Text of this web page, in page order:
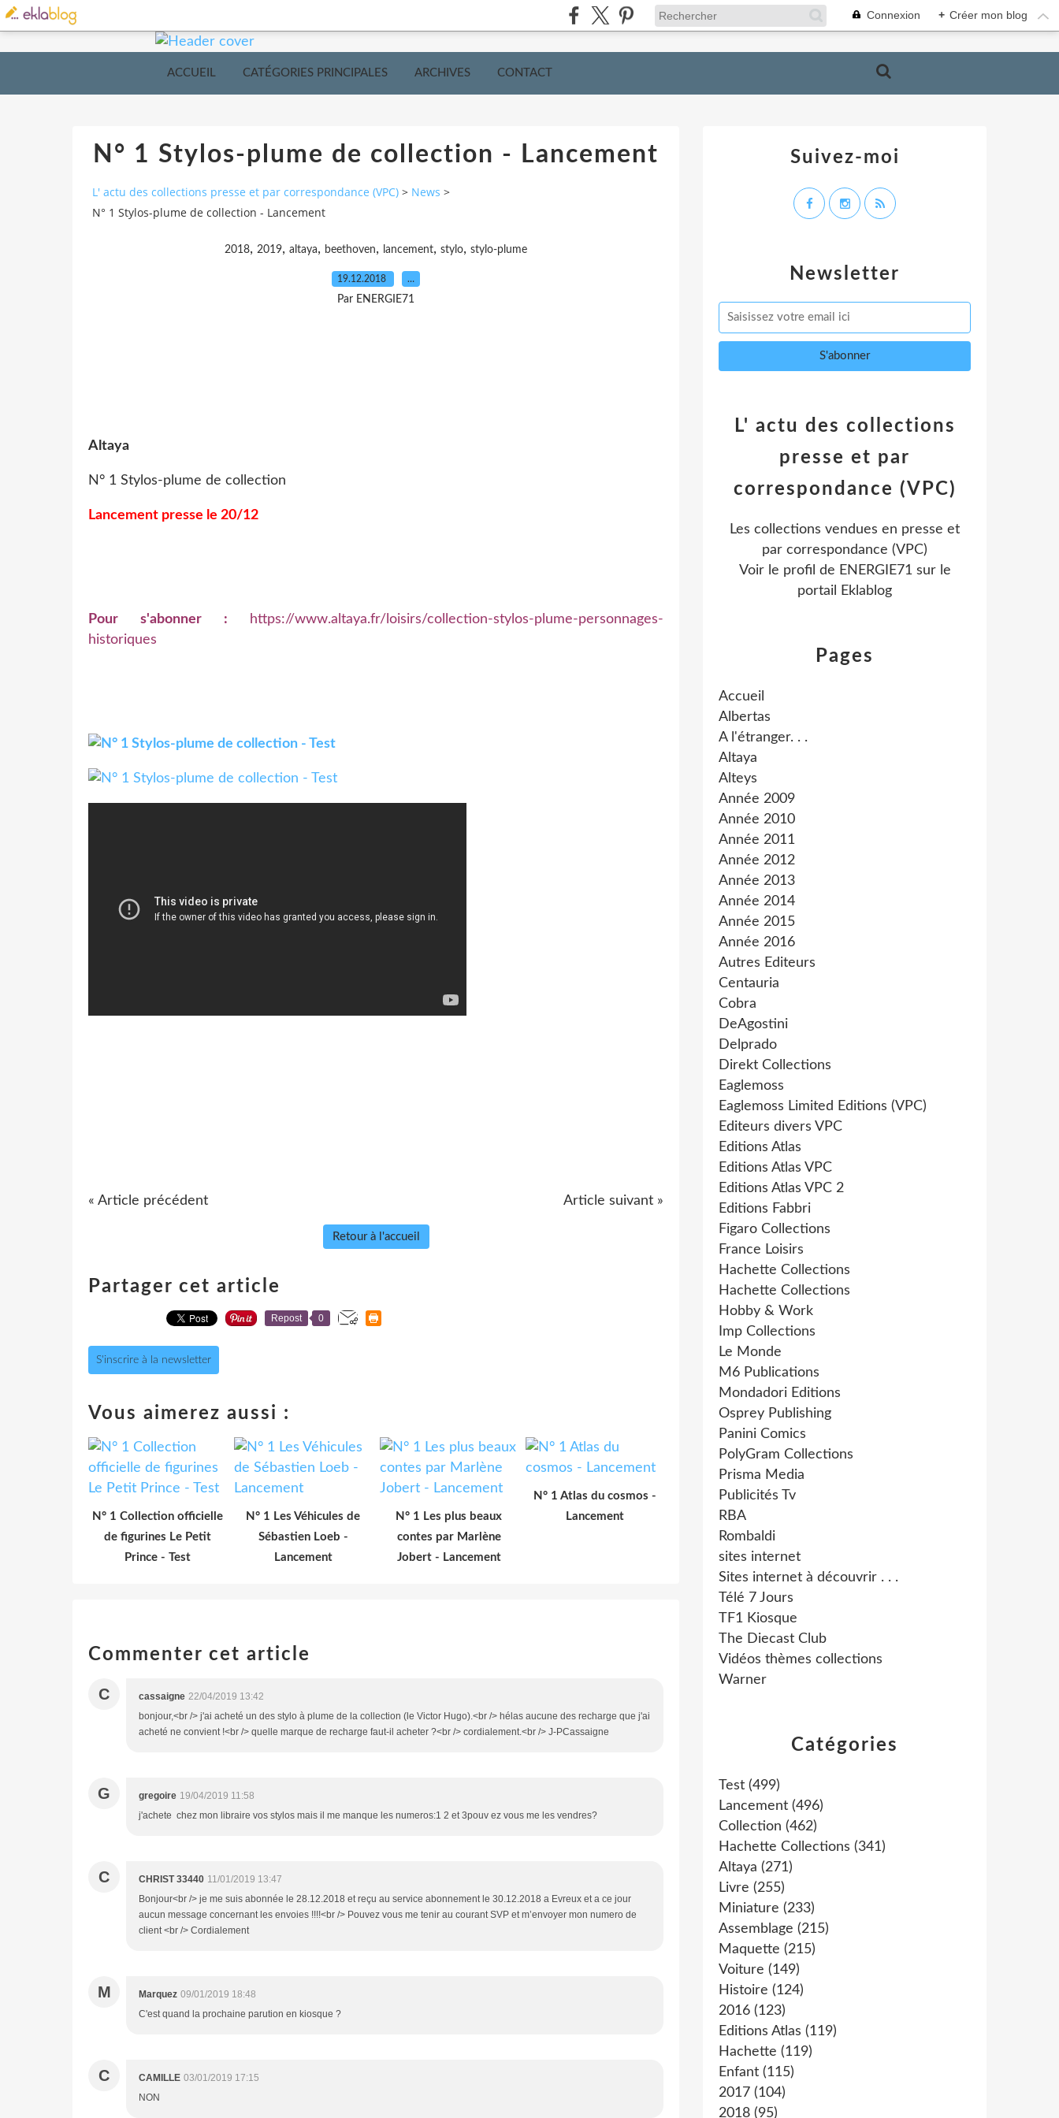
Connexion + Créer mon blog
ACCUEIL CATÉGORIES PRINCIPALES ARCHIVES CONTACT
N° 1 Stylos-plume de collection - Lancement
L' actu des collections presse et par correspondance (VPC) > News >
N° 1 Stylos-plume de collection - Lancement
2018, 2019, altaya, beethoven, lancement, stylo, stylo-plume
19.12.2018 …
Par ENERGIE71
Altaya
N° 1 Stylos-plume de collection
Lancement presse le 20/12
Pour s'abonner :
https://www.altaya.fr/loisirs/collection-stylos-plume-personnages-
historiques
« Article précédent Article suivant »
Retour à l'accueil
Partager cet article
Repost 0
S'inscrire à la newsletter
Vous aimerez aussi :
N° 1 Collection officielle
de figurines Le Petit
Prince - Test
N° 1 Les Véhicules de
Sébastien Loeb -
Lancement
N° 1 Les plus beaux
contes par Marlène
Jobert - Lancement
N° 1 Atlas du cosmos -
Lancement
Commenter cet article
C cassaigne 22/04/2019 13:42
bonjour,<br /> j'ai acheté un des stylo à plume de la collection (le Victor Hugo).<br /> hélas aucune des recharge que j'ai
acheté ne convient !<br /> quelle marque de recharge faut-il acheter ?<br /> cordialement.<br /> J-PCassaigne
G gregoire 19/04/2019 11:58
j'achete chez mon libraire vos stylos mais il me manque les numeros:1 2 et 3pouv ez vous me les vendres?
C CHRIST 33440 11/01/2019 13:47
Bonjour<br /> je me suis abonnée le 28.12.2018 et reçu au service abonnement le 30.12.2018 a Evreux et a ce jour
aucun message concernant les envoies !!!!<br /> Pouvez vous me tenir au courant SVP et m’envoyer mon numero de
client <br /> Cordialement
M Marquez 09/01/2019 18:48
C'est quand la prochaine parution en kiosque ?
C CAMILLE 03/01/2019 17:15
NON
Newsletter
Catégories
Test (499)
Lancement (496)
Collection (462)
Hachette Collections (341)
Altaya (271)
Livre (255)
Miniature (233)
Assemblage (215)
Maquette (215)
Voiture (149)
Histoire (124)
2016 (123)
Editions Atlas (119)
Hachette (119)
Enfant (115)
2017 (104)
2018 (95)
Pages
Accueil
Albertas
A l'étranger. . .
Altaya
Alteys
Année 2009
Année 2010
Année 2011
Année 2012
Année 2013
Année 2014
Année 2015
Année 2016
Autres Editeurs
Centauria
Cobra
DeAgostini
Delprado
Direkt Collections
Eaglemoss
Eaglemoss Limited Editions (VPC)
Editeurs divers VPC
Editions Atlas
Editions Atlas VPC
Editions Atlas VPC 2
Editions Fabbri
Figaro Collections
France Loisirs
Hachette Collections
Hachette Collections
Hobby & Work
Imp Collections
Le Monde
M6 Publications
Mondadori Editions
Osprey Publishing
Panini Comics
PolyGram Collections
Prisma Media
Publicités Tv
RBA
Rombaldi
sites internet
Sites internet à découvrir . . .
Télé 7 Jours
TF1 Kiosque
The Diecast Club
Vidéos thèmes collections
Warner
L' actu des collections
presse et par
correspondance (VPC)
Les collections vendues en presse et
par correspondance (VPC)
Voir le profil de ENERGIE71sur le
portail Eklablog
Suivez-moi